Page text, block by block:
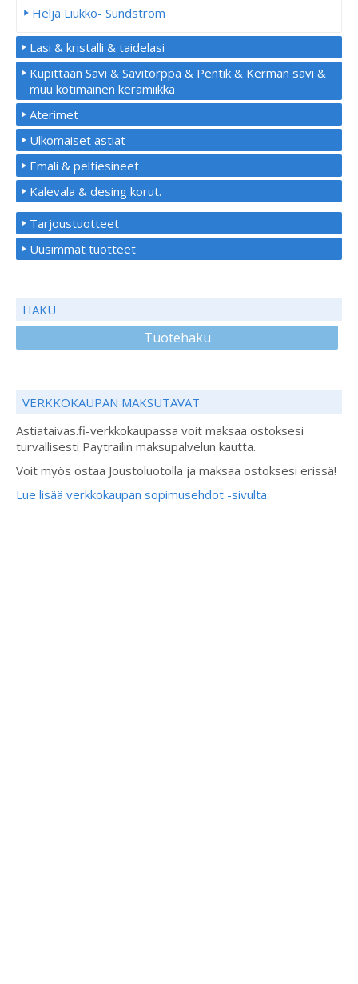
Heljä Liukko- Sundström
Lasi & kristalli & taidelasi
Kupittaan Savi & Savitorppa & Pentik & Kerman savi &
muu kotimainen keramiikka
Aterimet
Ulkomaiset astiat
Emali & peltiesineet
Kalevala & desing korut.
Tarjoustuotteet
Uusimmat tuotteet
HAKU
Tuotehaku
VERKKOKAUPAN MAKSUTAVAT
Astiataivas.fi-verkkokaupassa voit maksaa ostoksesi
turvallisesti Paytrailin maksupalvelun kautta.
Voit myös ostaa Joustoluotolla ja maksaa ostoksesi erissä!
Lue lisää verkkokaupan sopimusehdot -sivulta.